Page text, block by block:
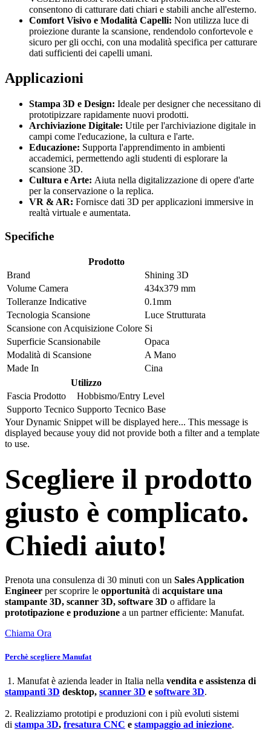
consentono di catturare dati chiari e stabili anche all'esterno.
Comfort Visivo e Modalità Capelli: Non utilizza luce di
proiezione durante la scansione, rendendolo confortevole e
sicuro per gli occhi, con una modalità specifica per catturare
dati sufficienti dei capelli umani.
Applicazioni
Stampa 3D e Design: Ideale per designer che necessitano di
prototipizzare rapidamente nuovi prodotti.
Archiviazione Digitale: Utile per l'archiviazione digitale in
campi come l'educazione, la cultura e l'arte.
Educazione: Supporta l'apprendimento in ambienti
accademici, permettendo agli studenti di esplorare la
scansione 3D.
Cultura e Arte: Aiuta nella digitalizzazione di opere d'arte
per la conservazione o la replica.
VR & AR: Fornisce dati 3D per applicazioni immersive in
realtà virtuale e aumentata.
Specifiche
Prodotto
Brand
Shining 3D
Volume Camera
434x379 mm
Tolleranze Indicative
0.1mm
Tecnologia Scansione
Luce Strutturata
Scansione con Acquisizione Colore Si
Superficie Scansionabile
Opaca
Modalità di Scansione
A Mano
Made In
Cina
Utilizzo
Fascia Prodotto
Hobbismo/Entry Level
Supporto Tecnico Supporto Tecnico Base
Your Dynamic Snippet will be displayed here... This message is
displayed because youy did not provide both a filter and a template
to use.
Scegliere il prodotto
giusto è complicato.
Chiedi aiuto!
Prenota una consulenza di 30 minuti con un Sales Application
Engineer per scoprire le opportunità di acquistare una
stampante 3D, scanner 3D, software 3D o affidare la
prototipazione e produzione a un partner efficiente: Manufat.
Chiama Ora
Perchè scegliere Manufat
1. Manufat è azienda leader in Italia nella vendita e assistenza di
stampanti 3D desktop, scanner 3D e software 3D.
2. Realizziamo prototipi e produzioni con i più evoluti sistemi
di stampa 3D, fresatura CNC e stampaggio ad iniezione.